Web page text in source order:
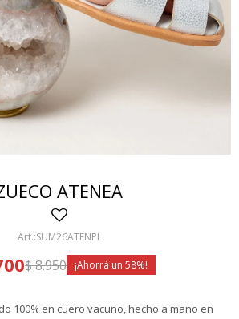
ATENEA
SUM26ATENPL
$8.950 58
100% en cuero vacuno, hecho a mano en